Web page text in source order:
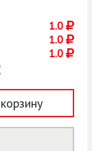
1.0
1.0
1.0